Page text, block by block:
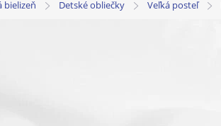
bielizeň Detské obliečky Veľká posteľ